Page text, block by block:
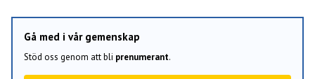
Gå med i vår gemenskap
Stöd oss genom att bli prenumerant.